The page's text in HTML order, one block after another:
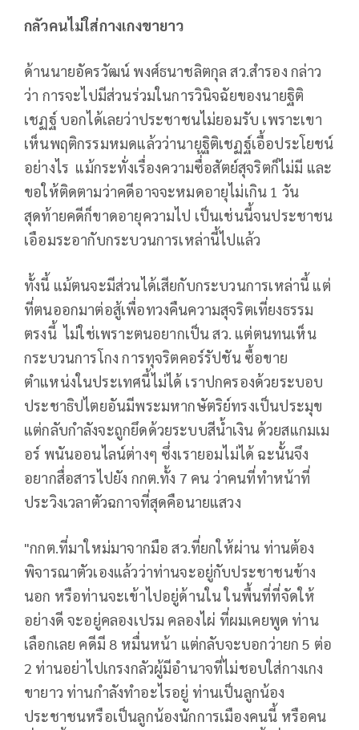
กลัวคนไม่ใส่กางเกงขายาว
ด้านนายอัครวัฒน์ พงศ์ธนาชลิตกุล สว.สำรอง กล่าว
ว่า การจะไปมีส่วนร่วมในการวินิจฉัยของนายฐิติ
เชฏฐ์ บอกได้เลยว่าประชาชนไม่ยอมรับ เพราะเขา
เห็นพฤติกรรมหมดแล้วว่านายฐิติเชฏฐ์เอื้อประโยชน์
อย่างไร แม้กระทั่งเรื่องความซื่้อสัตย์สุจริตก็ไม่มี และ
ขอให้ติดตามว่าคดีอาจจะหมดอายุไม่เกิน 1 วัน
สุดท้ายคดีก็ขาดอายุความไป เป็นเช่นนี้จนประชาชน
เอือมระอากับกระบวนการเหล่านี้ไปแล้ว
ทั้งนี้ แม้ตนจะมีส่วนได้เสียกับกระบวนการเหล่านี้ แต่
ที่ตนออกมาต่อสู้เพื่อทวงคืนความสุจริตเที่ยงธรรม
ตรงนี้ ไม่ใช่เพราะตนอยากเป็น สว. แต่ตนทนเห็น
กระบวนการโกง การทุจริตคอร์รัปชัน ซื้อขาย
ตำแหน่งในประเทศนี้ไม่ได้ เราปกครองด้วยระบอบ
ประชาธิปไตยอันมีพระมหากษัตริย์ทรงเป็นประมุข
แต่กลับกำลังจะถูกยึดด้วยระบบสีน้ำเงิน ด้วยสแกมเม
อร์ พนันออนไลน์ต่างๆ ซึ่งเรายอมไม่ได้ ฉะนั้นจึง
อยากสื่อสารไปยัง กกต.ทั้ง 7 คน ว่าคนที่ทำหน้าที่
ประวิงเวลาตัวฉกาจที่สุดคือนายแสวง
"กกต.ที่มาใหม่มาจากมือ สว.ที่ยกให้ผ่าน ท่านต้อง
พิจารณาตัวเองแล้วว่าท่านจะอยู่กับประชาชนข้าง
นอก หรือท่านจะเข้าไปอยู่ด้านใน ในพื้นที่ที่จัดให้
อย่างดี จะอยู่คลองเปรม คลองไผ่ ที่ผมเคยพูด ท่าน
เลือกเลย คดีมี 8 หมื่นหน้า แต่กลับจะบอกว่ายก 5 ต่อ
2 ท่านอย่าไปเกรงกลัวผู้มีอำนาจที่ไม่ชอบใส่กางเกง
ขายาว ท่านกำลังทำอะไรอยู่ ท่านเป็นลูกน้อง
ประชาชนหรือเป็นลูกน้องนักการเมืองคนนี้ หรือคน